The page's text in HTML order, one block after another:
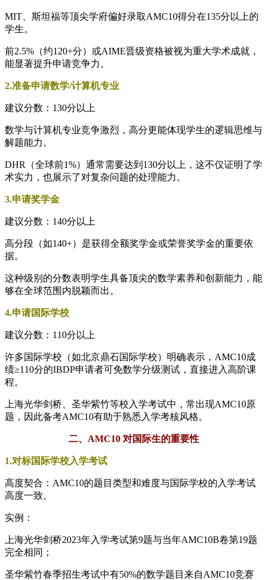
MIT、斯坦福等顶尖学府偏好录取AMC10得分在135分以上的
学生。
前2.5%（约120+分）或AIME晋级资格被视为重大学术成就，
能显著提升申请竞争力。
2.准备申请数学/计算机专业
建议分数：130分以上
数学与计算机专业竞争激烈，高分更能体现学生的逻辑思维与
解题能力。
DHR（全球前1%）通常需要达到130分以上，这不仅证明了学
术实力，也展示了对复杂问题的处理能力。
3.申请奖学金
建议分数：140分以上
高分段（如140+）是获得全额奖学金或荣誉奖学金的重要依
据。
这种级别的分数表明学生具备顶尖的数学素养和创新能力，能
够在全球范围内脱颖而出。
4.申请国际学校
建议分数：110分以上
许多国际学校（如北京鼎石国际学校）明确表示，AMC10成
绩≥110分的IBDP申请者可免数学分级测试，直接进入高阶课
程。
上海光华剑桥、圣华紫竹等校入学考试中，常出现AMC10原
题，因此备考AMC10有助于熟悉入学考核风格。
二、AMC10 对国际生的重要性
1.对标国际学校入学考试
高度契合：AMC10的题目类型和难度与国际学校的入学考试
高度一致。
实例：
上海光华剑桥2023年入学考试第9题与当年AMC10B卷第19题
完全相同；
圣华紫竹春季招生考试中有50%的数学题目来自AMC10竞赛